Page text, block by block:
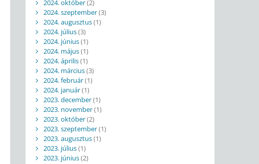
2024. október(2)
2024. szeptember(3)
2024. augusztus(1)
2024. július(3)
2024. június(1)
2024. május(1)
2024. április(1)
2024. március(3)
2024. február(1)
2024. január(1)
2023. december(1)
2023. november(1)
2023. október(2)
2023. szeptember(1)
2023. augusztus(1)
2023. július(1)
2023. június(2)